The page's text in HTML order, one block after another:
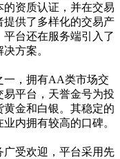
资质认证，并在交易
提供了多样化的交易产
台还在服务端引入了
方案。
一，拥有AA类市场交
平台，天誉金号为投
金和白银。其稳定的
内拥有较高的口碑。
受欢迎，平台采用先